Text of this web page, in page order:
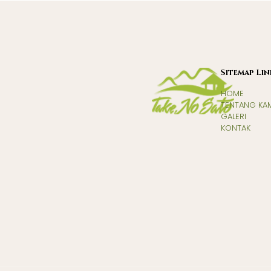
Sitemap
HOME
TENTANG
GALERI
KONTAK